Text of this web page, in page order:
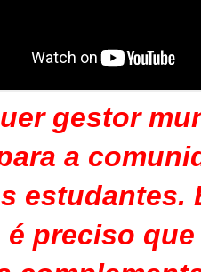
gestor
a
estudantes.
é preciso